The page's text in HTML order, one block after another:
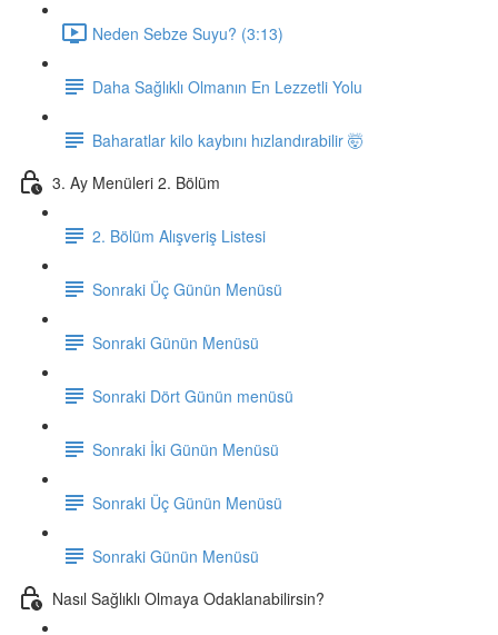
Neden Sebze Suyu? (3:13)
Daha Sağlıklı Olmanın En Lezzetli Yolu
Baharatlar kilo kaybını hızlandırabilir 🤯
3. Ay Menüleri 2. Bölüm
2. Bölüm Alışveriş Listesi
Sonraki Üç Günün Menüsü
Sonraki Günün Menüsü
Sonraki Dört Günün menüsü
Sonraki İki Günün Menüsü
Sonraki Üç Günün Menüsü
Sonraki Günün Menüsü
Nasıl Sağlıklı Olmaya Odaklanabilirsin?